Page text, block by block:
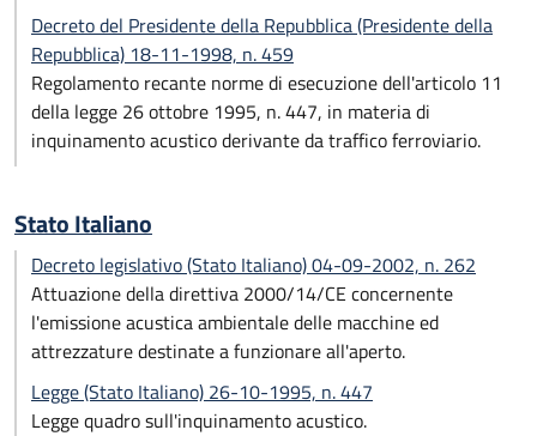
Decreto del Presidente della Repubblica (Presidente della
Repubblica) 18-11-1998, n. 459
Regolamento recante norme di esecuzione dell'articolo 11
della legge 26 ottobre 1995, n. 447, in materia di
inquinamento acustico derivante da traffico ferroviario.
Stato Italiano
Decreto legislativo (Stato Italiano) 04-09-2002, n. 262
Attuazione della direttiva 2000/14/CE concernente
l'emissione acustica ambientale delle macchine ed
attrezzature destinate a funzionare all'aperto.
Legge (Stato Italiano) 26-10-1995, n. 447
Legge quadro sull'inquinamento acustico.